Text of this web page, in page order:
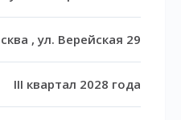
, ул. Верейская 29
III квартал 2028 года